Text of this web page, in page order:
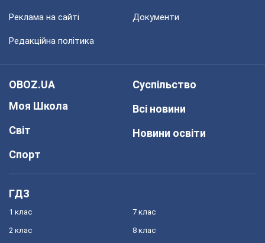
Реклама на сайті Документи
Редакційна політика
OBOZ.UA
Моя Школа
Світ
Спорт
Суспільство
Всі новини
Новини освіти
ГДЗ
1 клас
2 клас
7 клас
8 клас